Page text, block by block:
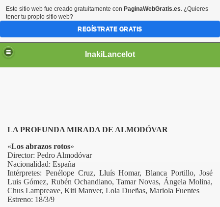
InakiLancelot
LA PROFUNDA MIRADA DE ALMODÓVAR
«Los abrazos rotos»
Director: Pedro Almodóvar
Nacionalidad: España
Intérpretes: Penélope Cruz, Lluís Homar, Blanca Portillo, José
Luis Gómez, Rubén Ochandiano, Tamar Novas, Ángela Molina,
Chus Lampreave, Kiti Manver, Lola Dueñas, Mariola Fuentes
Estreno: 18/3/9
Este sitio web fue creado gratuitamente con PaginaWebGratis.es. ¿Quieres
tener tu propio sitio web?
REGÍSTRATE GRATIS